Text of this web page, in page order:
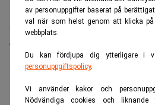
av personuppgifter baserat på
val när som helst genom att klicka på
webbplats.
Du kan fördjupa dig ytterligare i
personuppgiftspolicy.
Vi använder kakor och
Nödvändiga cookies och liknande
Läs mer från Realtid - vårt
är kostnadsfritt:
Berkshire Hathaway